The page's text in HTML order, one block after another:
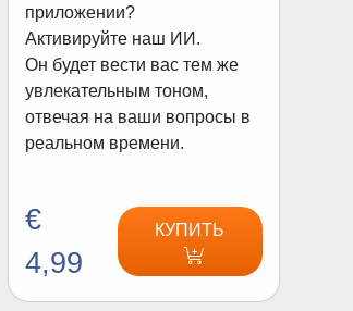
приложении?
Активируйте наш ИИ.
Он будет вести вас тем же
увлекательным тоном,
отвечая на ваши вопросы в
реальном времени.
€
4,99
КУПИТЬ